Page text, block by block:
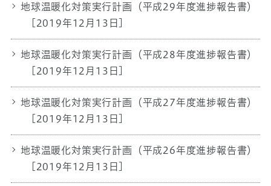
地球温暖化対策実行計画（平成29年度進捗報告書）
[2019年12月13日]
地球温暖化対策実行計画（平成28年度進捗報告書）
[2019年12月13日]
地球温暖化対策実行計画（平成27年度進捗報告書）
[2019年12月13日]
地球温暖化対策実行計画（平成26年度進捗報告書）
[2019年12月13日]